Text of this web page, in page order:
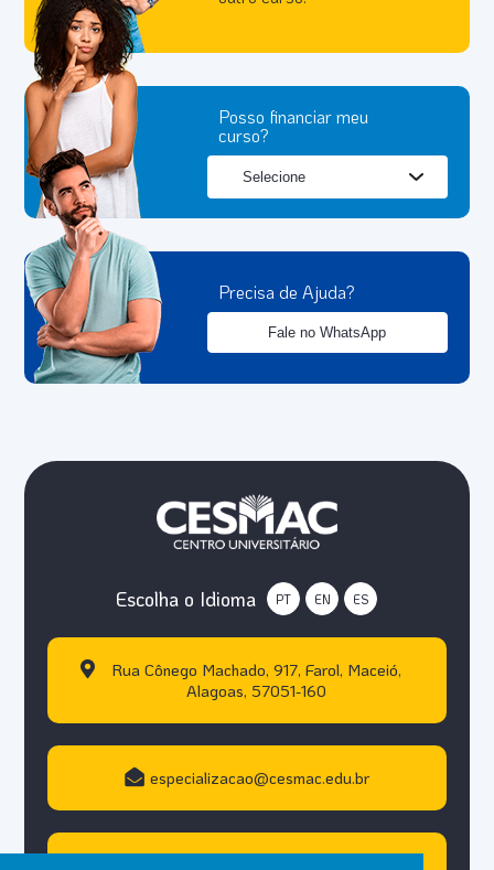
Posso financiar meu
curso?
Precisa de Ajuda?
Fale no WhatsApp
Escolha o Idioma PT EN ES
Rua Cônego Machado, 917, Farol, Maceió,
Alagoas, 57051-160
especializacao@cesmac.edu.br